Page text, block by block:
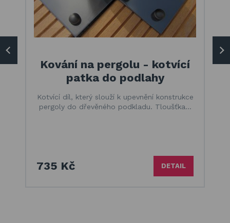
Kování na pergolu - kotvící
patka do podlahy
Kotvící díl, který slouží k upevnění konstrukce
pergoly do dřevěného podkladu. Tloušťka…
735 Kč DETAIL